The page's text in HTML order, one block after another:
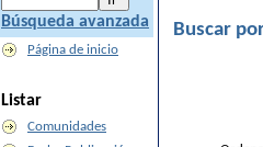
Búsqueda avanzada
Página de inicio
Listar
Comunidades
Buscar